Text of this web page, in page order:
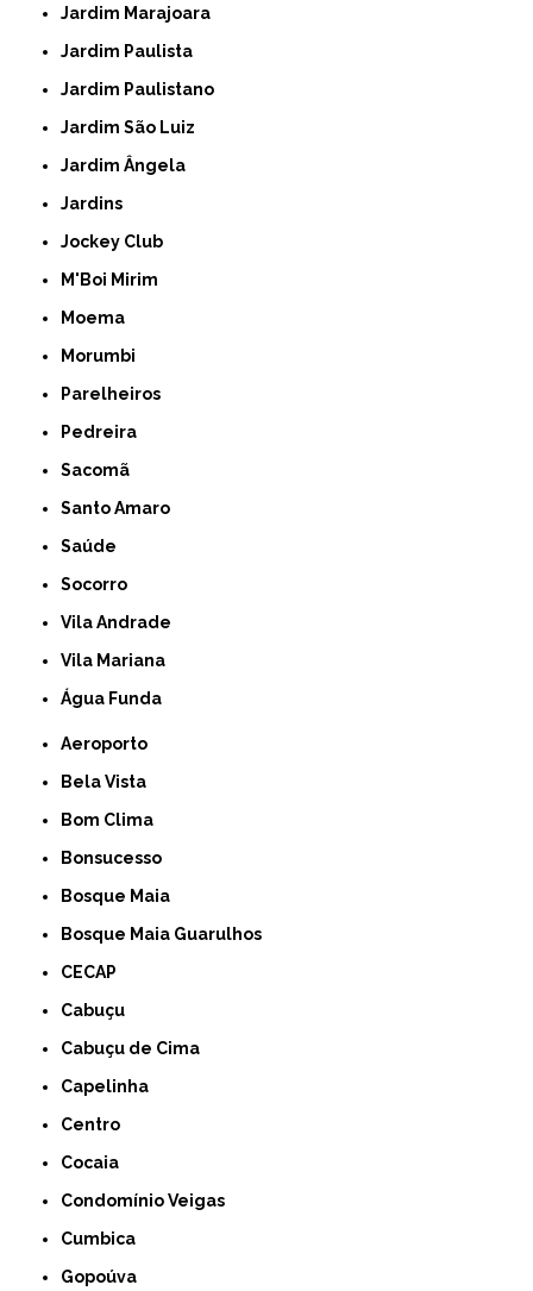
Jardim Marajoara
Jardim Paulista
Jardim Paulistano
Jardim São Luiz
Jardim Ângela
Jardins
Jockey Club
M'Boi Mirim
Moema
Morumbi
Parelheiros
Pedreira
Sacomã
Santo Amaro
Saúde
Socorro
Vila Andrade
Vila Mariana
Água Funda
Aeroporto
Bela Vista
Bom Clima
Bonsucesso
Bosque Maia
Bosque Maia Guarulhos
CECAP
Cabuçu
Cabuçu de Cima
Capelinha
Centro
Cocaia
Condomínio Veigas
Cumbica
Gopoúva